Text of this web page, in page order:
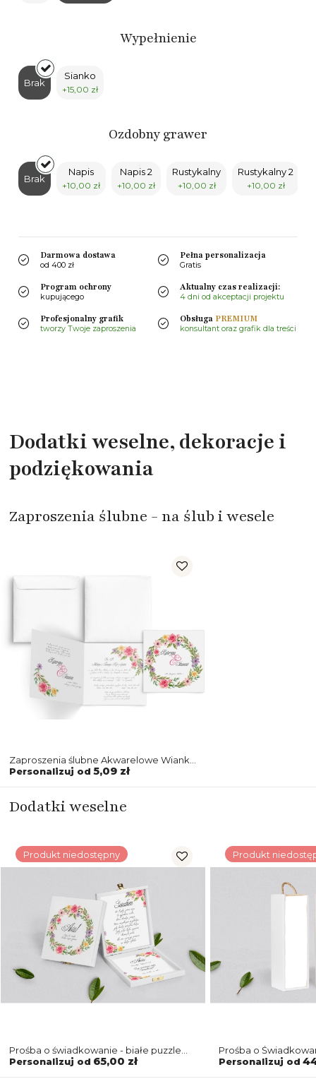
Wypełnienie
Brak
Sianko
+15,00 zł
Ozdobny grawer
Brak
Napis
+10,00 zł
Napis 2
+10,00 zł
Rustykalny
+10,00 zł
Rustykalny 2
+10,00 zł
Darmowa dostawa
od 400 zł
Pełna personalizacja
Gratis
Program ochrony
kupującego
Aktualny czas realizacji:
4 dni od akceptacji projektu
Profesjonalny grafik
tworzy Twoje zaproszenia
Obsługa PREMIUM
konsultant oraz grafik dla treści
Dodatki weselne, dekoracje i
podziękowania
Zaproszenia ślubne - na ślub i wesele
Zaproszenia ślubne Akwarelowe Wianki
- Motyw 5
Personalizuj od 5,09 zł
Dodatki weselne
Produkt niedostępny
Prośba o świadkowanie - białe puzzle
Akwarelowe Wianki Motyw 5
Personalizuj od 65,00 zł
Produkt
Prośba o
biała Akwarelowe
Personalizuj od